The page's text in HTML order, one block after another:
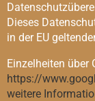
Dieses
in der EU
Einzelheiten über
https://
weitere